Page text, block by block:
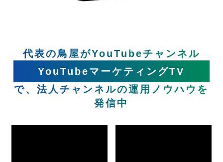
代表の鳥屋がYouTubeチャンネル
YouTubeマーケティングTV
で、法人チャンネルの運用ノウハウを
発信中